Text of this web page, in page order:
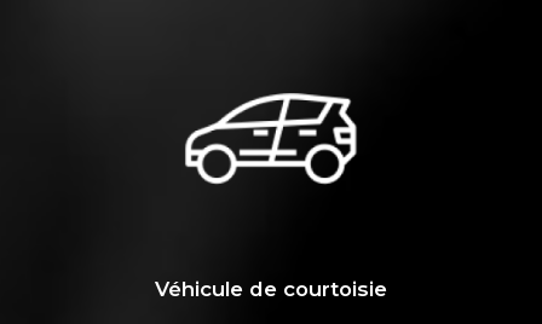
Véhicule de courtoisie